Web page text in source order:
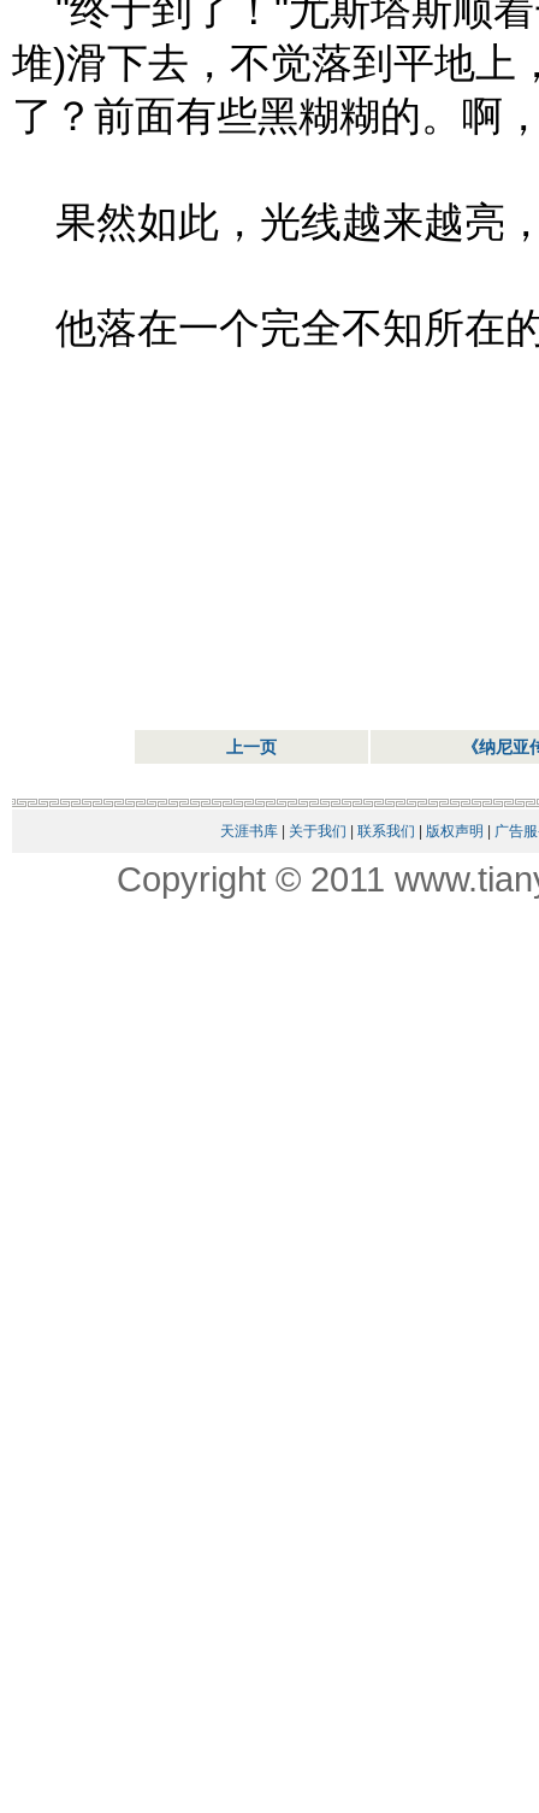
"终于到了！"尤斯塔斯顺
堆)滑下去，不觉落到平地上
了？前面有些黑糊糊的。啊
果然如此，光线越来越亮
他落在一个完全不知所在
上一页 《纳尼
天涯书库| 关于我们 联系我们 版权声明 广告
Copyright © 2011